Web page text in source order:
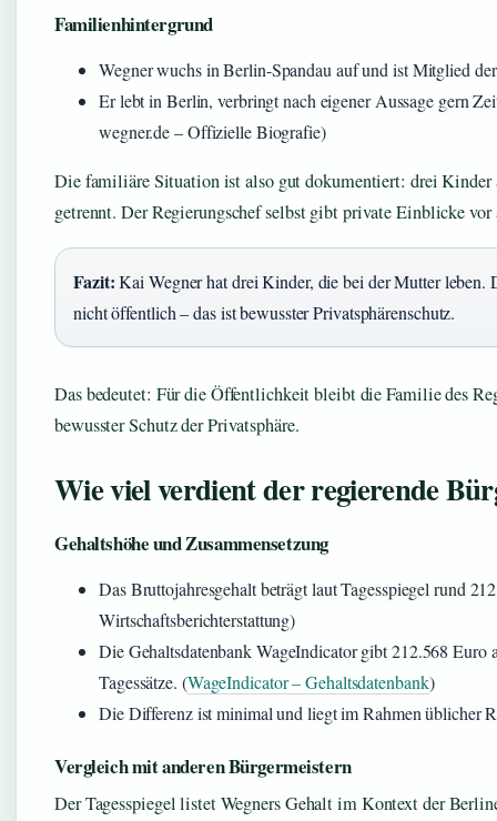
Familienhintergrund
Wegner wuchs in Berlin-Spandau auf und ist Mitglied
Er lebt in Berlin, verbringt nach eigener Aussage gern
wegner.de – Offizielle Biografie)
Die familiäre Situation ist also gut dokumentiert: drei Kinder
getrennt. Der Regierungschef selbst gibt private Einblicke
Fazit:Kai Wegner hat drei Kinder, die bei der Mutter
nicht öffentlich – das ist bewusster Privatsphärenschutz.
Das bedeutet: Für die Öffentlichkeit bleibt die Familie des
bewusster Schutz der Privatsphäre.
Wie viel verdient der regierende
Gehaltshöhe und Zusammensetzung
Das Bruttojahresgehalt beträgt laut Tagesspiegel rund
Wirtschaftsberichterstattung)
Die Gehaltsdatenbank WageIndicator gibt 212.568 Euro
Tagessätze. (WageIndicator – Gehaltsdatenbank)
Die Differenz ist minimal und liegt im Rahmen üblicher
Vergleich mit anderen Bürgermeistern
Der Tagesspiegel listet Wegners Gehalt im Kontext der